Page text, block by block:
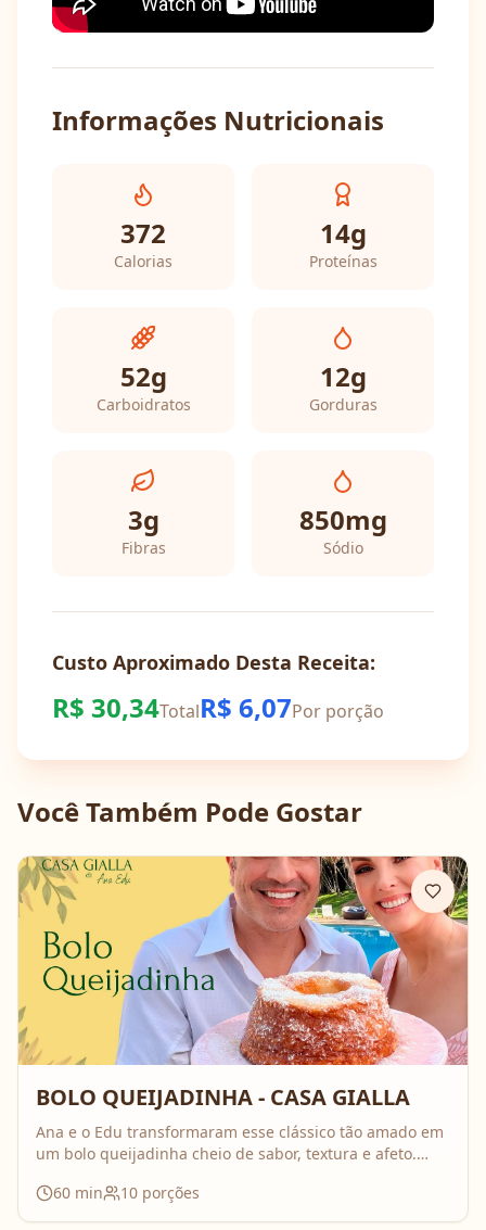
Informações Nutricionais
372
Calorias
14g
Proteínas
52g
Carboidratos
12g
Gorduras
3g
Fibras
850mg
Sódio
Custo Aproximado Desta Receita:
R$ 30,34TotalR$ 6,07Por porção
Você Também Pode Gostar
BOLO QUEIJADINHA - CASA GIALLA
Ana e o Edu transformaram esse clássico tão amado em
um bolo queijadinha cheio de sabor, textura e afeto.
que surpreende no resultado e perfuma a casa inteira
enquanto assa. Aperte o play, acompanhe o passo a
60 min 10 porções